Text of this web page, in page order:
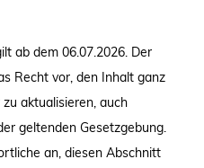
ab dem 06.07.2026. Der
Recht vor, den Inhalt ganz
aktualisieren, auch
geltenden Gesetzgebung.
an, diesen Abschnitt